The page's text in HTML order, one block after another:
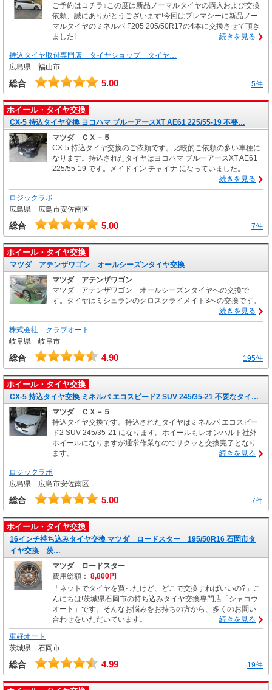
ご予約はコチラ↓この度は新品ノーマルタイヤの購入および交換
依頼、誠にありがとうございます!今回はプレマシーに新品ノー
マルタイヤのミネルバ F205 205/50R17の4本に交換させて頂き
ました!
続きを見る
持込タイヤ取付専門店 タイヤショップ タイヤ…
広島県 福山市
総合 5.00 5件
ホイール・タイヤ交換
CX-5 持込タイヤ交換 ヨコハマ ブルーアースXT AE61 225/55-19 不要…
マツダ ＣＸ－５
CX-5 持込タイヤ交換のご依頼です。比較的ご依頼の多い車種に
なります。持込されたタイヤはヨコハマ ブルーアースXT AE61
225/55-19 です。メイドイン チャイナ になっていました。
続きを見る
ロジックラボ
広島県 広島市安佐南区
総合 5.00 7件
ホイール・タイヤ交換
マツダ アテンザワゴン オールシーズンタイヤ交換
マツダ アテンザワゴン
マツダ アテンザワゴン オールシーズンタイヤへの交換で
す。タイヤはミシュランのクロスクライメイト3への交換です。
続きを見る
株式会社 クラブオート
岐阜県 岐阜市
総合 4.90 195件
ホイール・タイヤ交換
CX-5 持込タイヤ交換 ミネルバ エコスピード2 SUV 245/35-21 不要なタイ…
マツダ ＣＸ－５
持込タイヤ交換です。持込されたタイヤはミネルバ エコスピー
ド2 SUV 245/35-21 になります。ホイールもレオンハルト社外
ホイールになりますが通常作業なのでサクッと交換完了となり
ます。
続きを見る
ロジックラボ
広島県 広島市安佐南区
総合 5.00 7件
ホイール・タイヤ交換
16インチ持ち込みタイヤ交換 マツダ ロードスター 195/50R16 石岡市タ
イヤ交換 茨…
マツダ ロードスター
費用総額： 8,800円
「ネットでタイヤを買ったけど、どこで交換すればいいの?」こ
んにちは!茨城県石岡市の持ち込みタイヤ交換専門店「シャコウ
オート」です。そんなお悩みをお持ちの方から、多くのお問い
合わせをいただいています。
続きを見る
車好オート
茨城県 石岡市
総合 4.99 19件